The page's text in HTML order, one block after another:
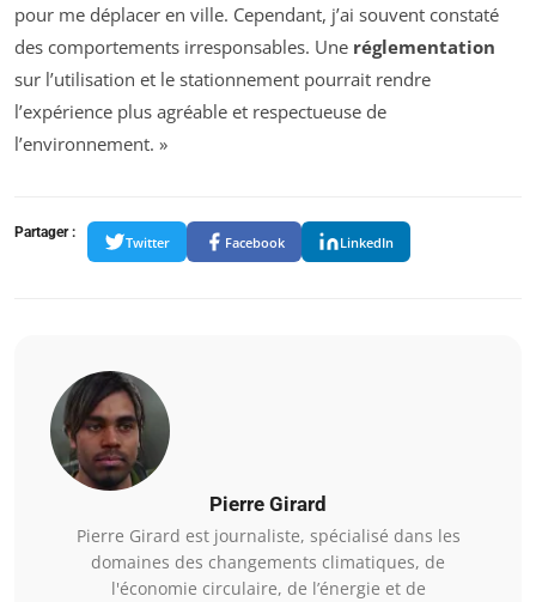
pour me déplacer en ville. Cependant, j’ai souvent constaté
des comportements irresponsables. Une réglementation
sur l’utilisation et le stationnement pourrait rendre
l’expérience plus agréable et respectueuse de
l’environnement. »
Partager :
Twitter Facebook LinkedIn
Pierre Girard
Pierre Girard est journaliste, spécialisé dans les
domaines des changements climatiques, de
l'économie circulaire, de l’énergie et de